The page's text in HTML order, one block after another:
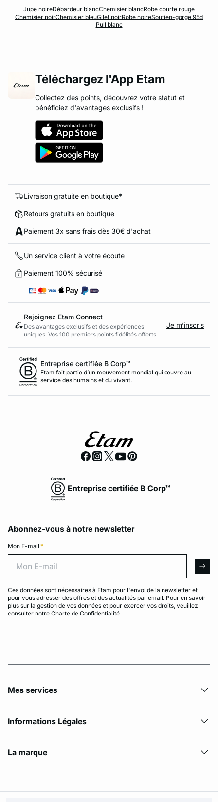
Jupe noireDébardeur blancChemisier blancRobe courte rouge
Chemisier noirChemisier bleuGilet noirRobe noireSoutien-gorge 95d
Pull blanc
Téléchargez l'App Etam
Collectez des points, découvrez votre statut et
bénéficiez d'avantages exclusifs !
Livraison gratuite en boutique*
Retours gratuits en boutique
Paiement 3x sans frais dès 30€ d'achat
Un service client à votre écoute
Paiement 100% sécurisé
Rejoignez Etam Connect
Des avantages exclusifs et des expériences
uniques. Vos 100 premiers points fidélités offerts.
Je m’inscris
Entreprise certifiée B Corp™
Etam fait partie d’un mouvement mondial qui œuvre au
service des humains et du vivant.
Entreprise certifiée B Corp™
Abonnez-vous à notre newsletter
Mon E-mail *
Ces données sont nécessaires à Etam pour l'envoi de la newsletter et
pour vous adresser des offres et des actualités par email. Pour en savoir
plus sur la gestion de vos données et pour exercer vos droits, veuillez
consulter notre Charte de Confidentialité
Mes services
Informations Légales
La marque